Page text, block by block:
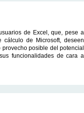
de Excel, que, pese a
de Microsoft, deseen
posible del potencial
funcionalidades de cara a